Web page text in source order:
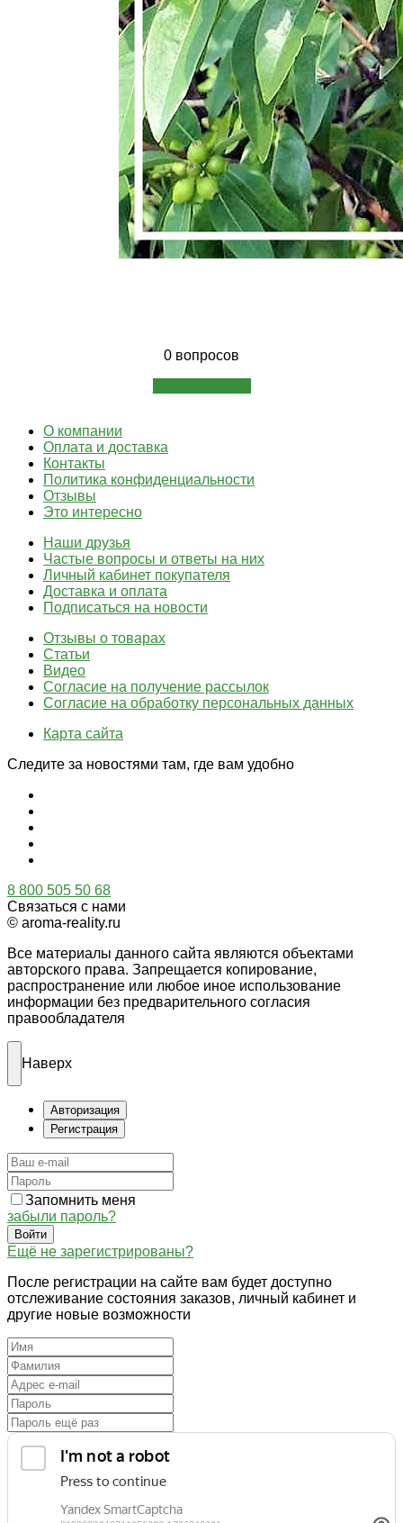
0 вопросов
О компании
Оплата и доставка
Контакты
Политика конфиденциальности
Отзывы
Это интересно
Наши друзья
Частые вопросы и ответы на них
Личный кабинет покупателя
Доставка и оплата
Подписаться на новости
Отзывы о товарах
Статьи
Видео
Согласие на получение рассылок
Согласие на обработку персональных данных
Карта сайта
Следите за новостями там, где вам удобно
8 800 505 50 68
Связаться с нами
© aroma-reality.ru
Все материалы данного сайта являются объектами
авторского права. Запрещается копирование,
распространение или любое иное использование
информации без предварительного согласия
правообладателя
Наверх
Авторизация
Регистрация
Запомнить меня
забыли пароль?
Войти
Ещё не зарегистрированы?
После регистрации на сайте вам будет доступно
отслеживание состояния заказов, личный кабинет и
другие новые возможности